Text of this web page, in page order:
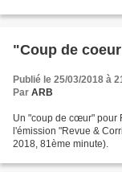
"Coup de
Publié le 25/03/2018 à
Par ARB
Un "coup de cœur" pour
l'émission "Revue &
2018, 81ème minute).